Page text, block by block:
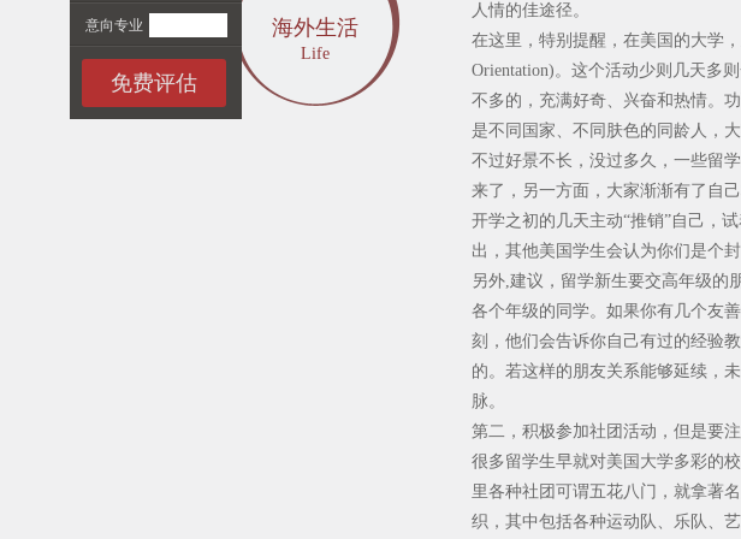
海外生活
Life
人情的佳途径。
在这里，特别提醒，在美国的大学
Orientation)。这个活动少则几天多
不多的，充满好奇、兴奋和热情。
是不同国家、不同肤色的同龄人，
不过好景不长，没过多久，一些留
来了，另一方面，大家渐渐有了自
开学之初的几天主动“推销”自己，
出，其他美国学生会认为你们是个
另外,建议，留学新生要交高年级的
各个年级的同学。如果你有几个友
刻，他们会告诉你自己有过的经验
的。若这样的朋友关系能够延续，
脉。
第二，积极参加社团活动，但是要
很多留学生早就对美国大学多彩的
里各种社团可谓五花八门，就拿著
织，其中包括各种运动队、乐队、
意向专业
免费评估